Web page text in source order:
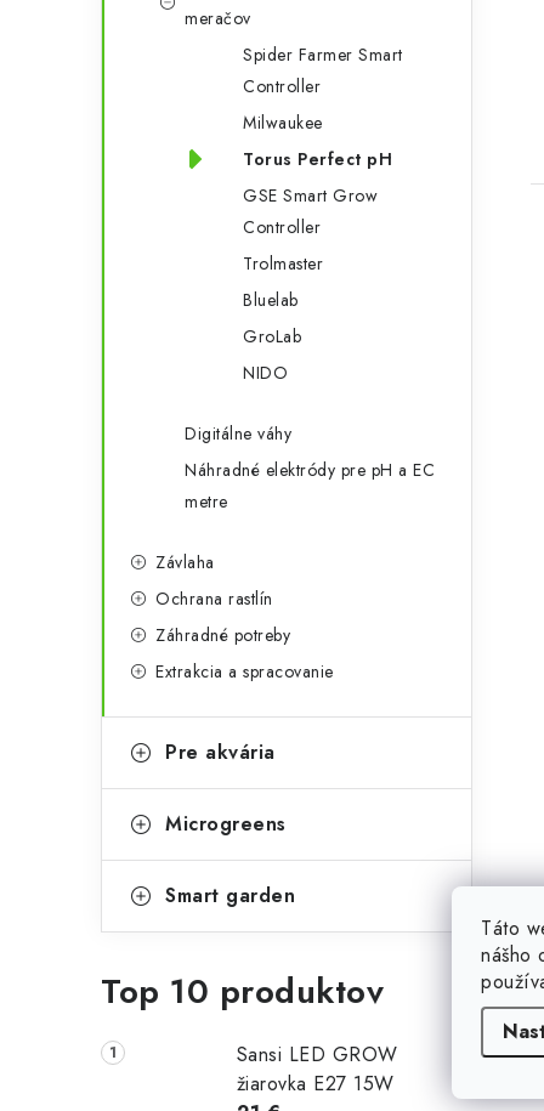
Táto
nášho
meračov
Spider Farmer Smart
Controller
Milwaukee
Torus Perfect pH
GSE Smart Grow
Controller
Trolmaster
Bluelab
GroLab
NIDO
Digitálne váhy
Náhradné elektródy pre pH a EC
metre
Závlaha
Ochrana rastlín
Záhradné potreby
Extrakcia a spracovanie
Pre akvária
Microgreens
Smart garden
Top 10 produktov
Sansi LED GROW
žiarovka E27 15W
i
s